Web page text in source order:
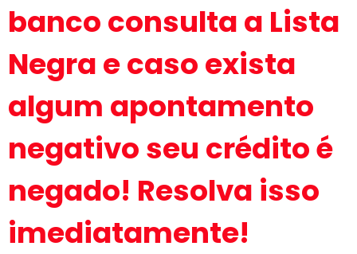
banco consulta a Lista
Negra e caso exista
algum apontamento
negativo seu crédito é
negado! Resolva isso
imediatamente!